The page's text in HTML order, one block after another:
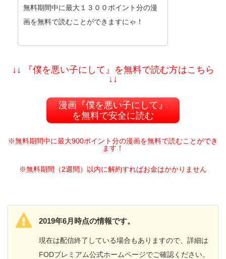
無料期間中に最大１３００ポイント分の漫
画を無料で読むことができますにゃ！
↓↓ 『僕を悪い子にして』を無料で読む方はこちら
↓↓
漫画『僕を悪い子にして』
を無料で安全に読む
※無料期間中に最大900ポイント分の漫画を無料で読むことができ
ます！
※無料期間（2週間）以内に解約すればお金はかかりません
2019年6月時点の情報です。
現在は配信終了している場合もありますので、詳細は
FODプレミアム公式ホームページでご確認ください。